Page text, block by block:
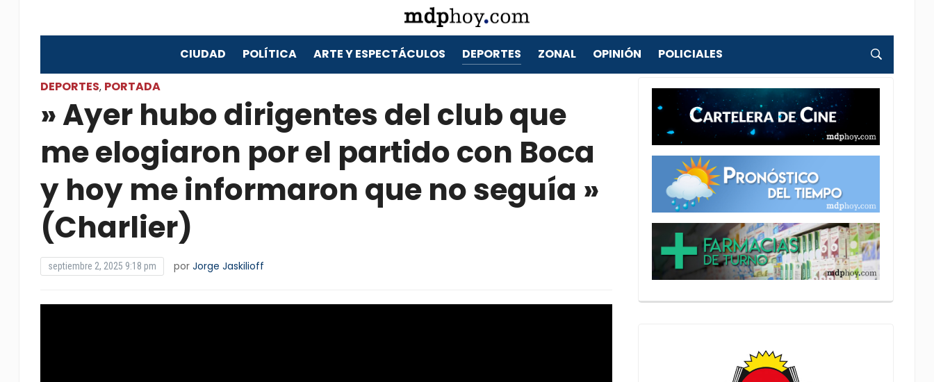
CIUDAD POLÍTICA ARTE Y ESPECTÁCULOS DEPORTES ZONAL OPINIÓN POLICIALES
DEPORTES, PORTADA
» Ayer hubo dirigentes del club que
me elogiaron por el partido con Boca
y hoy me informaron que no seguía »
(Charlier)
septiembre 2, 2025 9:18 pm por Jorge Jaskilioff